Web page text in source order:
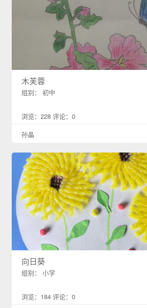
木芙蓉
组别： 初中
浏览：228 评论：0
孙晶
向日葵
组别： 小学
浏览：184 评论：0